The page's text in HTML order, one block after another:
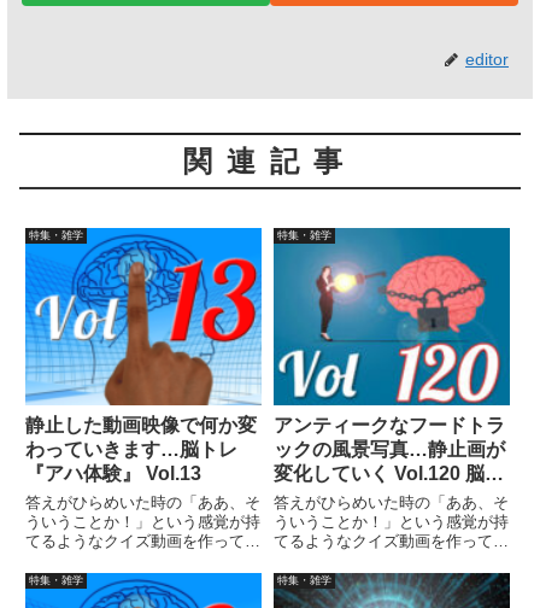
editor
関連記事
特集・雑学
静止した動画映像で何か変
わっていきます…脳トレ
『アハ体験』 Vol.13
答えがひらめいた時の「ああ、そ
ういうことか！」という感覚が持
てるようなクイズ動画を作ってみ
画に答えはありませんので、最後
まで繰り返し見られます。
特集・雑学
アンティークなフードトラ
ックの風景写真…静止画が
変化していく Vol.120 脳ト
レ！
答えがひらめいた時の「ああ、そ
ういうことか！」という感覚が持
てるようなクイズ動画を作ってみ
画に答えはありませんので、最後
まで繰り返し見られます。
特集・雑学 特集・雑学